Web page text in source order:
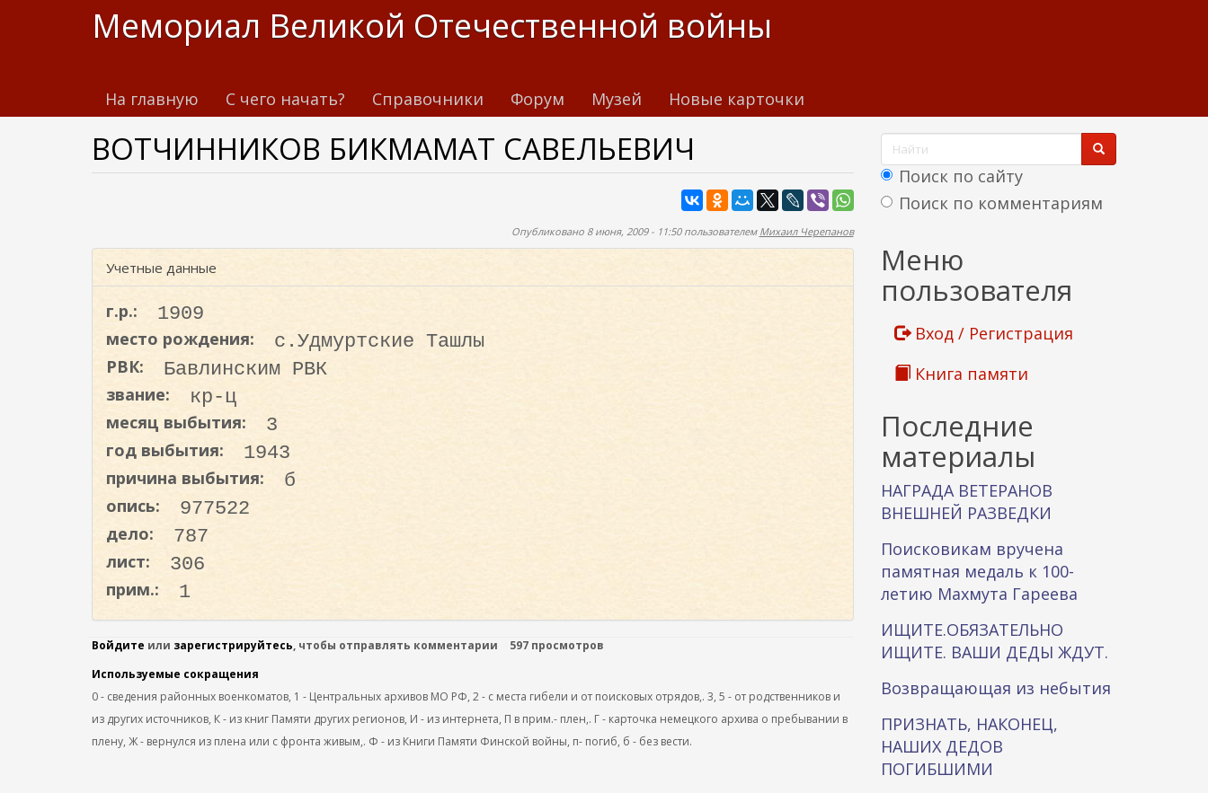
т
Мемориал Великой Отечественной войны
На главную С чего начать? Справочники Форум Музей Новые карточки
ВОТЧИННИКОВ БИКМАМАТ САВЕЛЬЕВИЧ
Опубликовано 8 июня, 2009 - 11:50 пользователем Михаил Черепанов
Учетные данные
г.р.: 1909
место рождения: с.Удмуртские Ташлы
РВК: Бавлинским РВК
звание: кр-ц
месяц выбытия: 3
год выбытия: 1943
причина выбытия: б
опись: 977522
дело: 787
лист: 306
прим.: 1
Войдите или зарегистрируйтесь, чтобы отправлять комментарии
597 просмотров
Используемые сокращения
0 - сведения районных военкоматов, 1 - Центральных архивов МО РФ, 2 - с места гибели и от поисковых отрядов,. 3, 5 - от родственников и
из других источников, К - из книг Памяти других регионов, И - из интернета, П в прим.- плен,. Г - карточка немецкого архива о пребывании в
плену, Ж - вернулся из плена или с фронта живым,. Ф - из Книги Памяти Финской войны, п- погиб, б - без вести.
Ф
о
р
а
п
о
и
к
а
Поиск по сайту
Поиск по комментариям
Меню
пользователя
Вход / Регистрация
Книга памяти
Последние
материалы
НАГРАДА ВЕТЕРАНОВ
ВНЕШНЕЙ РАЗВЕДКИ
Поисковикам вручена
памятная медаль к 100-
летию Махмута Гареева
ИЩИТЕ.ОБЯЗАТЕЛЬНО
ИЩИТЕ. ВАШИ ДЕДЫ ЖДУТ.
Возвращающая из небытия
ПРИЗНАТЬ, НАКОНЕЦ,
НАШИХ ДЕДОВ
ПОГИБШИМИ